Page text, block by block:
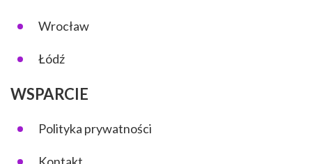
Wrocław
Łódź
WSPARCIE
Polityka prywatności